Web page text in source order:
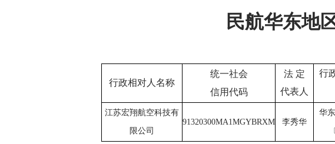
民航华东地
行政相对人名称
统一社会
信用代码
法 定
代表人
行
江苏宏翔航空科技有
限公司
91320300MA1MGYBRXM 李秀华
华
〔